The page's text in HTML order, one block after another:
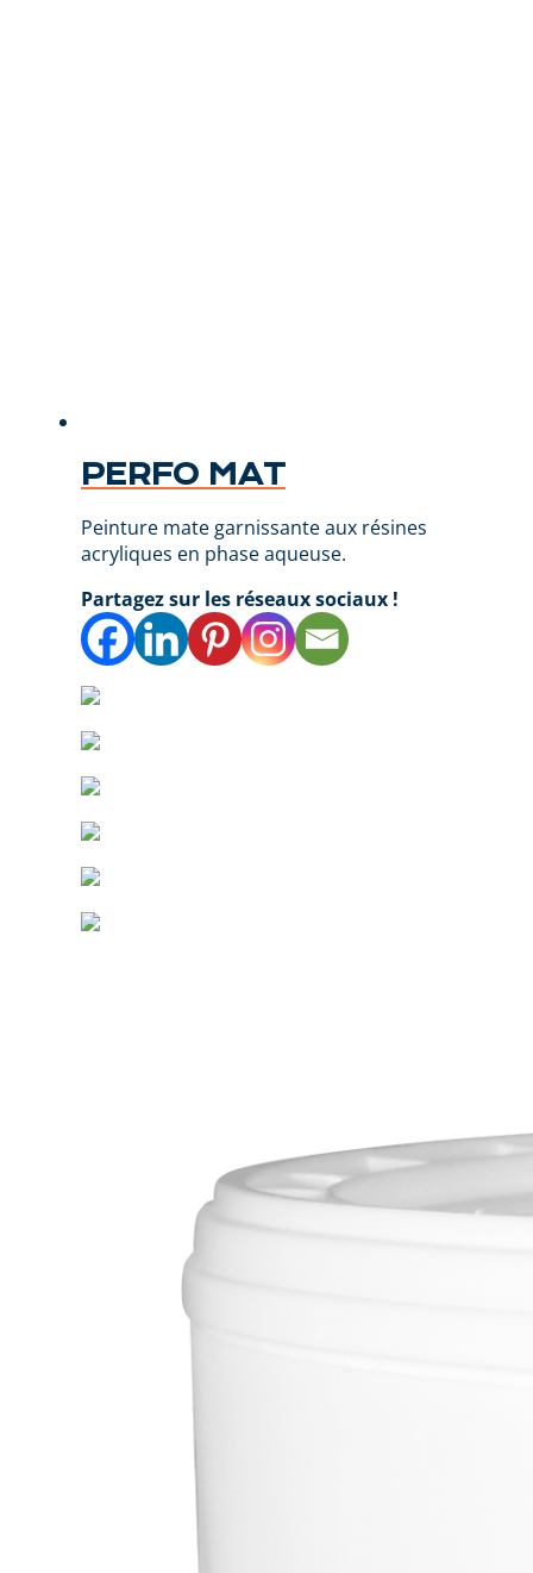
PERFO MAT
Peinture mate garnissante aux résines
acryliques en phase aqueuse.
Partagez sur les réseaux sociaux !